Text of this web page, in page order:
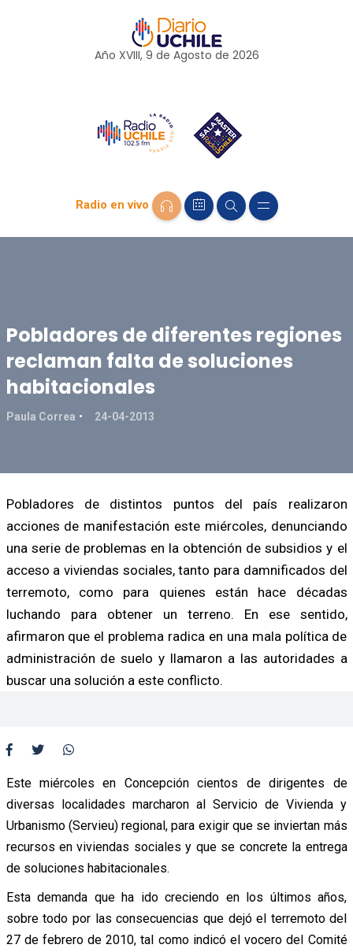
Año XVIII, 9 de Agosto de 2026
Radio en vivo
Pobladores de diferentes regiones
reclaman falta de soluciones
habitacionales
Paula Correa 24-04-2013
Pobladores de distintos puntos del país realizaron
acciones de manifestación este miércoles, denunciando
una serie de problemas en la obtención de subsidios y el
acceso a viviendas sociales, tanto para damnificados del
terremoto, como para quienes están hace décadas
luchando para obtener un terreno. En ese sentido,
afirmaron que el problema radica en una mala política de
administración de suelo y llamaron a las autoridades a
buscar una solución a este conflicto.
Este miércoles en Concepción cientos de dirigentes de
diversas localidades marcharon al Servicio de Vivienda y
Urbanismo (Servieu) regional, para exigir que se inviertan más
recursos en viviendas sociales y que se concrete la entrega
de soluciones habitacionales.
Esta demanda que ha ido creciendo en los últimos años,
sobre todo por las consecuencias que dejó el terremoto del
27 de febrero de 2010, tal como indicó el vocero del Comité